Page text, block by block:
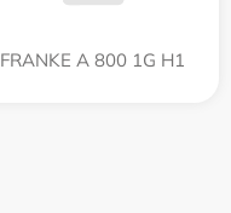
FRANKE A 800 1G H1